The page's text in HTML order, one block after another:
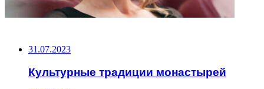
31.07.2023
Культурные традиции монастырей